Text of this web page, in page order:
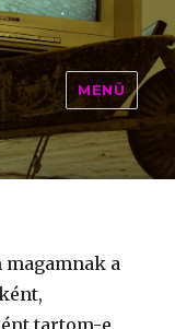
MENÜ
magamnak a
tartom-e